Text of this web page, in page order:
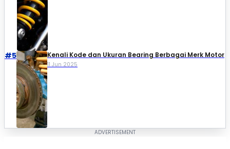
#5 Kenali Kode dan Ukuran Bearing Berbagai Merk Motor
11 Jun 2025